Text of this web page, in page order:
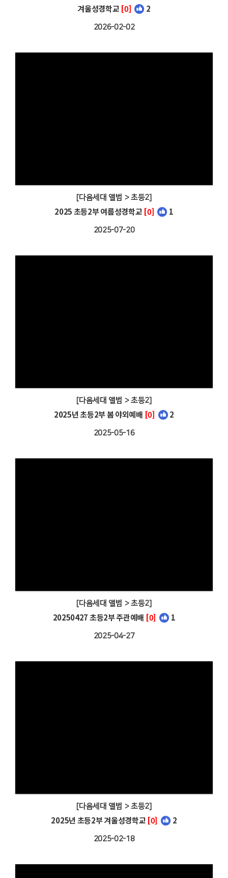
겨울성경학교 [0] 2
2026-02-02
[다음세대 앨범 > 초등2]
2025 초등2부 여름성경학교 [0] 1
2025-07-20
[다음세대 앨범 > 초등2]
2025년 초등2부 봄 야외예배 [0] 2
2025-05-16
[다음세대 앨범 > 초등2]
20250427 초등2부 주관예배 [0] 1
2025-04-27
[다음세대 앨범 > 초등2]
2025년 초등2부 겨울성경학교 [0] 2
2025-02-18